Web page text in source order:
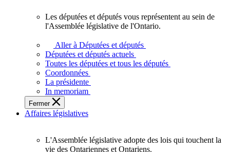
députés
vous
représentent
sein
de
l'Assemblée
législative
l'Ontario.
Les députées et députés vous représentent au sein de
l'Assemblée législative de l'Ontario.
Aller à Députées et députés
Députées et députés actuels
Toutes les députées et tous les députés
Coordonnées
La présidente
In memoriam
Fermer
Affaires législatives
L'Assemblée
L'Assemblée législative adopte des lois qui touchent la
vie des Ontariennes et Ontariens.